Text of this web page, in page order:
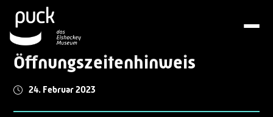
Öffnungszeitenhinweis
24. Februar 2023